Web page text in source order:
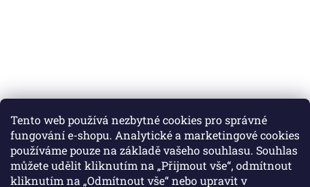
Tento web používá nezbytné cookies pro správné
fungování e-shopu. Analytické a marketingové cookies
používáme pouze na základě vašeho souhlasu. Souhlas
můžete udělit kliknutím na „Přijmout vše“, odmítnout
kliknutím na „Odmítnout vše“ nebo upravit v
Instagram